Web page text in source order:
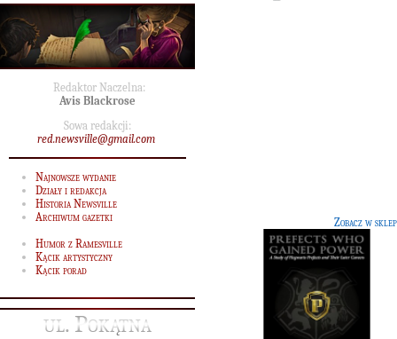
Redaktor Naczelna:
Avis Blackrose
Sowa redakcji:
red.newsville@gmail.com
Najnowsze wydanie
Działy i redakcja
Historia Newsville
Archiwum gazetki
Humor z Ramesville
Kącik artystyczny
Kącik porad
ul. Pokątna
Zobacz w